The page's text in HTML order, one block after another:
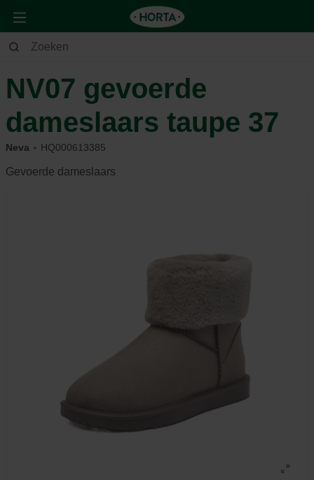
Tuin Andere
NV07 gevoerde
dameslaars taupe 37
Neva HQ000613385
Gevoerde dameslaars